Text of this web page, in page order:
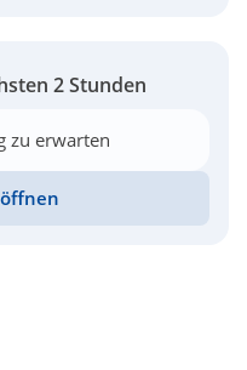
2 Stunden
zu erwarten